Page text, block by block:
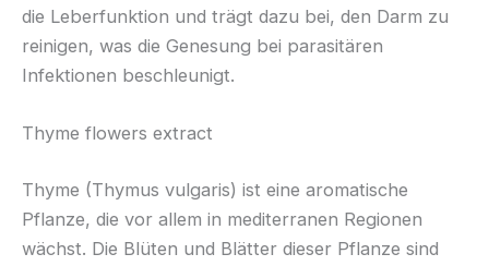
die Leberfunktion und trägt dazu bei, den Darm zu
reinigen, was die Genesung bei parasitären
Infektionen beschleunigt.
Thyme flowers extract
Thyme (Thymus vulgaris) ist eine aromatische
Pflanze, die vor allem in mediterranen Regionen
wächst. Die Blüten und Blätter dieser Pflanze sind